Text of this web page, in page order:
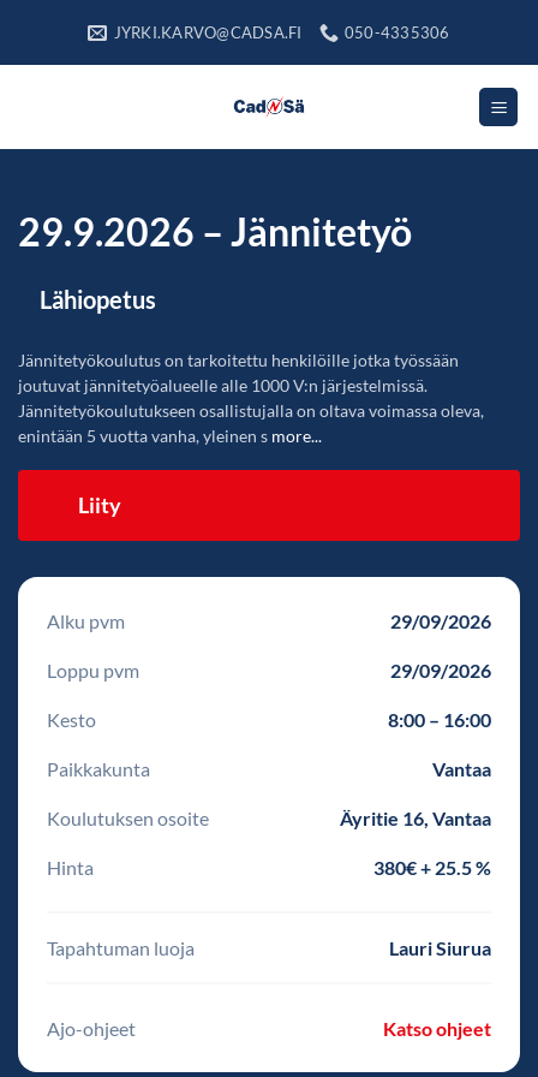
JYRKI.KARVO@CADSA.FI 050-4335306
29.9.2026 – Jännitetyö
Lähiopetus
Jännitetyökoulutus on tarkoitettu henkilöille jotka työssään
joutuvat jännitetyöalueelle alle 1000 V:n järjestelmissä.
Jännitetyökoulutukseen osallistujalla on oltava voimassa oleva,
enintään 5 vuotta vanha, yleinen s more...
Liity
Alku pvm 29/09/2026
Loppu pvm 29/09/2026
Kesto 8:00 – 16:00
Paikkakunta Vantaa
Koulutuksen osoite Äyritie 16, Vantaa
Hinta 380€ + 25.5 %
Tapahtuman luoja Lauri Siurua
Ajo-ohjeet Katso ohjeet